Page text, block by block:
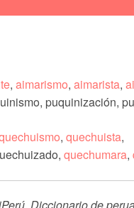
, aimarismo, aimarista,
puquinización,
, quechuista,
quechumara,